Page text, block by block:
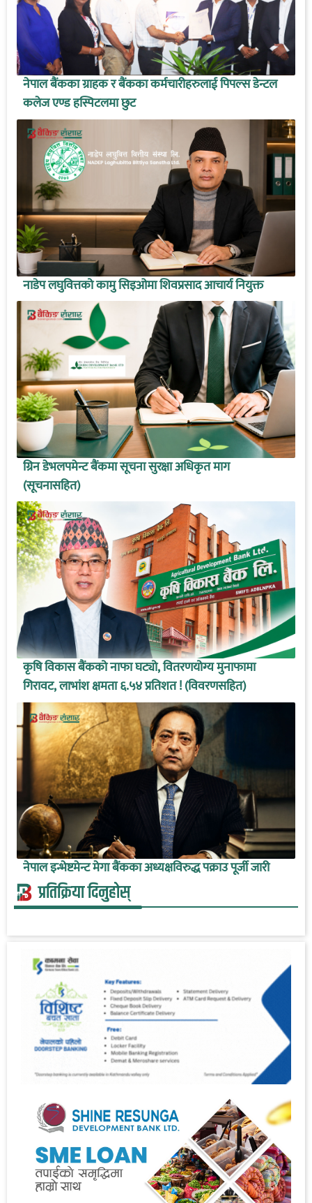
नेपाल बैंकका ग्राहक र बैंकका कर्मचारीहरुलाई पिपल्स डेन्टल
कलेज एण्ड हस्पिटलमा छुट
नाडेप लघुवित्तको कामु सिइओमा शिवप्रसाद आचार्य नियुक्त
ग्रिन डेभलपमेन्ट बैंकमा सूचना सुरक्षा अधिकृत माग
(सूचनासहित)
कृषि विकास बैंकको नाफा घट्यो, वितरणयोग्य मुनाफामा
गिरावट, लाभांश क्षमता ६.५४ प्रतिशत ! (विवरणसहित)
नेपाल इन्भेष्टमेन्ट मेगा बैंकका अध्यक्षविरुद्ध पक्राउ पूर्जी जारी
प्रतिक्रिया दिनुहोस्